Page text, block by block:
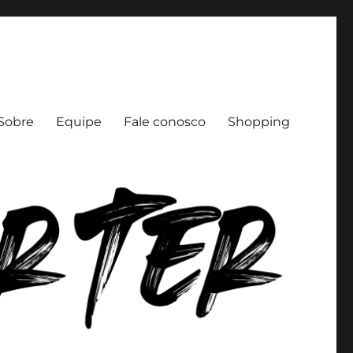
Equipe Fale conosco Shopping